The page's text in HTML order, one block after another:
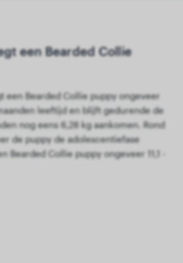
een Bearded Collie
een Bearded Collie puppy ongeveer
leeftijd en blijft gedurende de
nog eens 6,28 kg aankomen. Rond
de puppy de adolescentiefase
Bearded Collie puppy ongeveer 11,1 -